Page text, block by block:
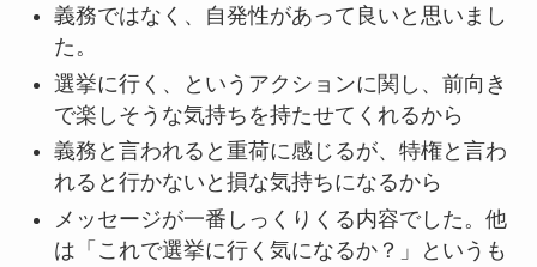
義務ではなく、自発性があって良いと思いまし
た。
選挙に行く、というアクションに関し、前向き
で楽しそうな気持ちを持たせてくれるから
義務と言われると重荷に感じるが、特権と言わ
れると行かないと損な気持ちになるから
メッセージが一番しっくりくる内容でした。他
は「これで選挙に行く気になるか？」というも